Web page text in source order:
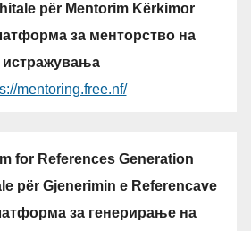
për Mentorim Kërkimor
за менторство на
истражувања
mentoring.free.nf/
for References Generation
për Gjenerimin e Referencave
за генерирање на